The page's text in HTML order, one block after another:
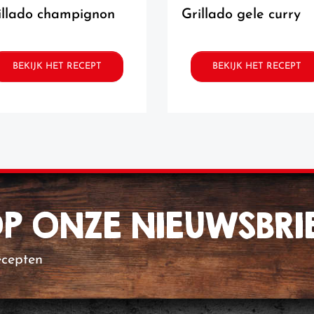
champignon
BEKIJK HET RECEPT
grillado gele curry
BEKIJK HET RECEPT
ONZE